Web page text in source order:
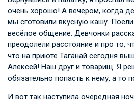
очень хорошо! А вечером, когда
мы сготовили вкусную кашу.
весёлое общение. Девчонки
преодолели расстояние и про то,
что на приюте Таганай сегодня
Алексей! Наш друг и товарищ. Я
обязательно попасть к нему, а то
И вот так наступила очередная